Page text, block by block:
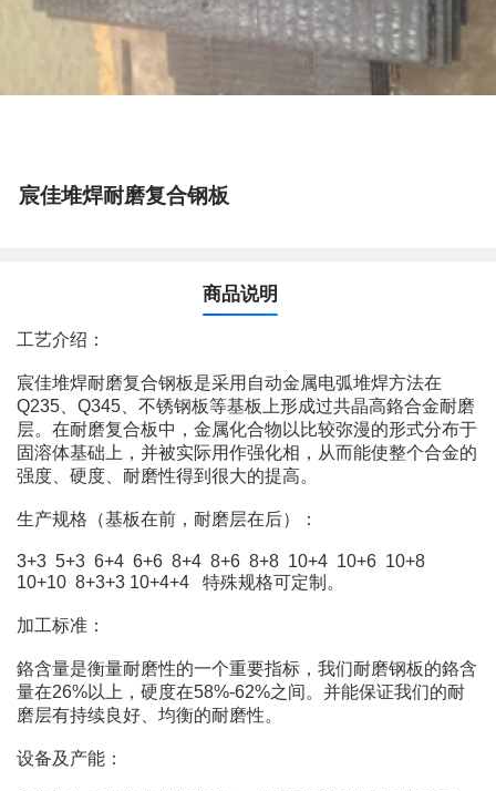
宸佳堆焊耐磨复合钢板
商品说明
工艺介绍：
宸佳堆焊耐磨复合钢板是采用自动金属电弧堆焊方法在
Q235、Q345、不锈钢板等基板上形成过共晶高鉻合金耐磨
层。在耐磨复合板中，金属化合物以比较弥漫的形式分布于
固溶体基础上，并被实际用作强化相，从而能使整个合金的
强度、硬度、耐磨性得到很大的提高。
生产规格（基板在前，耐磨层在后）：
3+3 5+3 6+4 6+6 8+4 8+6 8+8 10+4 10+6 10+8
10+10 8+3+3 10+4+4 特殊规格可定制。
加工标准：
鉻含量是衡量耐磨性的一个重要指标，我们耐磨钢板的鉻含
量在26%以上，硬度在58%-62%之间。并能保证我们的耐
磨层有持续良好、均衡的耐磨性。
设备及产能：